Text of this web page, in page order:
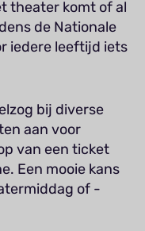
theater komt of al
de Nationale
iedere leeftijd iets
bij diverse
aan voor
van een ticket
Een mooie kans
of -